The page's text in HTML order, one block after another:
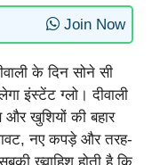
Join Now
के दिन सोने सी
इंस्टेंट ग्लो। दीवाली
और खुशियों की बहार
नए कपड़े और तरह-